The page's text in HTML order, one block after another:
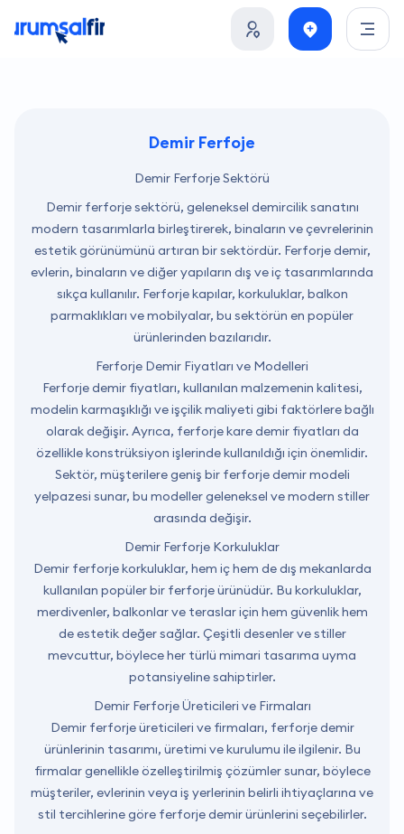
Demir Ferfoje
Demir Ferforje Sektörü
Demir ferforje sektörü, geleneksel demircilik sanatını
modern tasarımlarla birleştirerek, binaların ve çevrelerinin
estetik görünümünü artıran bir sektördür. Ferforje demir,
evlerin, binaların ve diğer yapıların dış ve iç tasarımlarında
sıkça kullanılır. Ferforje kapılar, korkuluklar, balkon
parmaklıkları ve mobilyalar, bu sektörün en popüler
ürünlerinden bazılarıdır.
Ferforje Demir Fiyatları ve Modelleri
Ferforje demir fiyatları, kullanılan malzemenin kalitesi,
modelin karmaşıklığı ve işçilik maliyeti gibi faktörlere bağlı
olarak değişir. Ayrıca, ferforje kare demir fiyatları da
özellikle konstrüksiyon işlerinde kullanıldığı için önemlidir.
Sektör, müşterilere geniş bir ferforje demir modeli
yelpazesi sunar, bu modeller geleneksel ve modern stiller
arasında değişir.
Demir Ferforje Korkuluklar
Demir ferforje korkuluklar, hem iç hem de dış mekanlarda
kullanılan popüler bir ferforje ürünüdür. Bu korkuluklar,
merdivenler, balkonlar ve teraslar için hem güvenlik hem
de estetik değer sağlar. Çeşitli desenler ve stiller
mevcuttur, böylece her türlü mimari tasarıma uyma
potansiyeline sahiptirler.
Demir Ferforje Üreticileri ve Firmaları
Demir ferforje üreticileri ve firmaları, ferforje demir
ürünlerinin tasarımı, üretimi ve kurulumu ile ilgilenir. Bu
firmalar genellikle özelleştirilmiş çözümler sunar, böylece
müşteriler, evlerinin veya iş yerlerinin belirli ihtiyaçlarına ve
stil tercihlerine göre ferforje demir ürünlerini seçebilirler.